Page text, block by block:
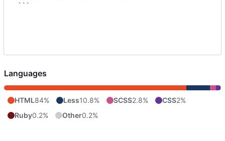
```
Languages
HTML84% Less10.8% SCSS2.8% CSS2%
Ruby0.2% Other0.2%